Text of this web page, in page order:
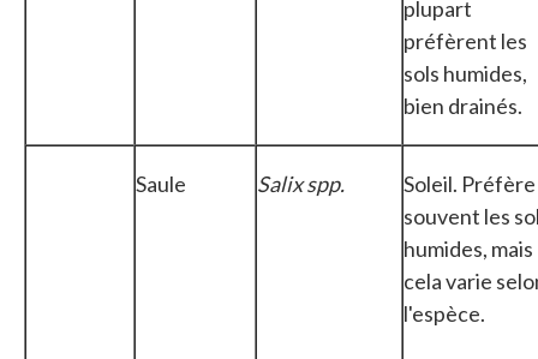
plupart
préfèrent les
sols humides,
bien drainés.
Saule Salix spp.
Soleil. Préfère
souvent les
humides, mais
cela varie
l'espèce.